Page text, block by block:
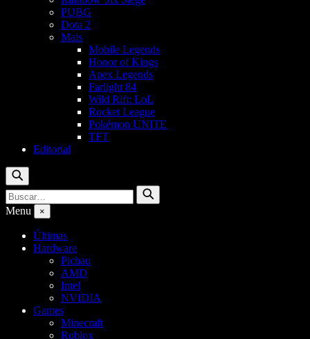
PUBG
Dota 2
Mais
Mobile Legends
Honor of Kings
Apex Legends
Farlight 84
Wild Rift: LoL
Rocket League
Pokémon UNITE
TFT
Editorial
Buscar
Buscar
por:
Buscar
Menu ×
Últimas
Hardware
Pichau
AMD
Intel
NVIDIA
Games
Minecraft
Roblox